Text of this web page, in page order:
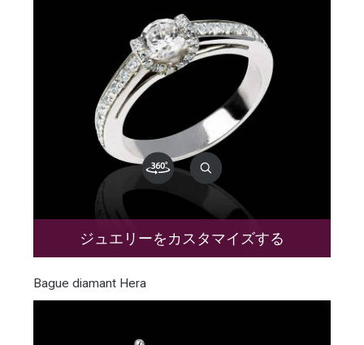
ジュエリーをカスタマイズする
Bague diamant Hera